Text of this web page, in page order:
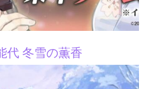
代 冬雪の薫香